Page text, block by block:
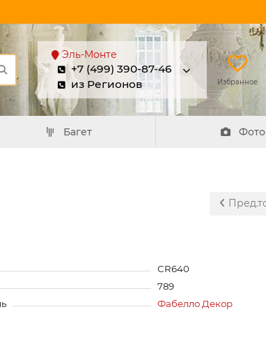
Эль-Монте
+7 (499) 390-87-46
из Регионов
Избранное
Багет
CR640
789
Фабелло Декор